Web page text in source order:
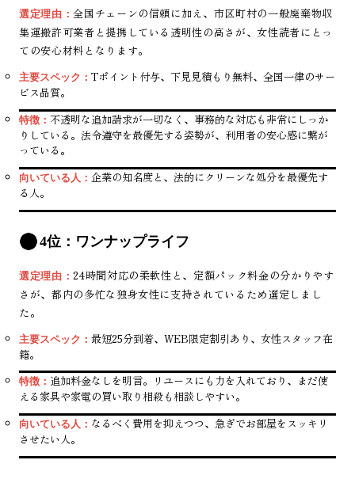
選定理由：全国チェーンの信頼に加え、市区町村の一般廃棄物収
集運搬許可業者と提携している透明性の高さが、女性読者にとっ
ての安心材料となります。
主要スペック： Tポイント付与、下見見積もり無料、全国一律のサー
ビス品質。
特徴： 不透明な追加請求が一切なく、事務的な対応も非常にしっか
りしている。法令遵守を最優先する姿勢が、利用者の安心感に繋が
っている。
向いている人： 企業の知名度と、法的にクリーンな処分を最優先す
る人。
4位：ワンナップライフ
選定理由：24時間対応の柔軟性と、定額パック料金の分かりやす
さが、都内の多忙な独身女性に支持されているため選定しまし
た。
主要スペック： 最短25分到着、WEB限定割引あり、女性スタッフ在
籍。
特徴： 追加料金なしを明言。リユースにも力を入れており、まだ使
える家具や家電の買い取り相殺も相談しやすい。
向いている人： なるべく費用を抑えつつ、急ぎでお部屋をスッキリ
させたい人。